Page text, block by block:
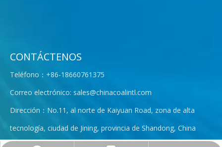
CONTÁCTENOS
Teléfono：+86-18660761375
Correo electrónico: sales@chinacoalintl.com
Dirección：No.11, al norte de Kaiyuan Road, zona de alta
tecnología, ciudad de Jining, provincia de Shandong, China